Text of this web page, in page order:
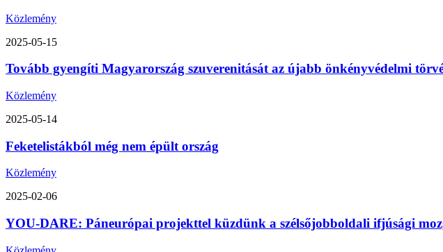
Közlemény
2025-05-15
Tovább gyengíti Magyarország szuverenitását az újabb önkényvédelmi
Közlemény
2025-05-14
Feketelistákból még nem épült ország
Közlemény
2025-02-06
YOU-DARE: Páneurópai projekttel küzdünk a szélsőjobboldali ifjúsági